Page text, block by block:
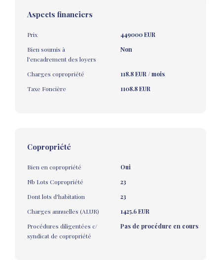
Aspects financiers
Prix
449000 EUR
Bien soumis à
l'encadrement des loyers
Non
Charges copropriété
118.8 EUR / mois
Taxe Foncière
1108.8 EUR
Copropriété
Bien en copropriété
Oui
Nb Lots Copropriété
23
Dont lots d'habitation
23
Charges annuelles (ALUR)
1425.6 EUR
Procédures diligentées c/
syndicat de copropriété
Pas de procédure en cours